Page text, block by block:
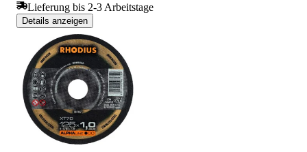
Lieferung bis 2-3 Arbeitstage
Details anzeigen